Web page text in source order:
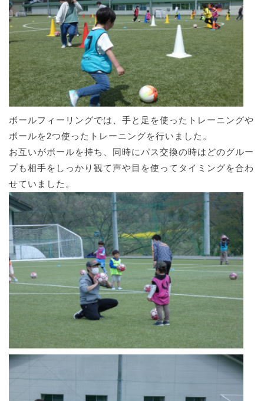
ボールフィーリングでは、手と足を使ったトレーニングや
ボールを2つ使ったトレーニングを行いました。
お互いがボールを持ち、同時にパス交換の時はどのグルー
プも相手をしっかり観て声や目を使ってタイミングを合わ
せていました。